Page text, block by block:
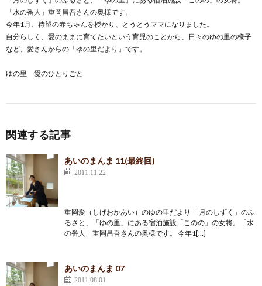
「水の番人」重岡昌吾さんの奥様です。
今年1月、待望の赤ちゃんを授かり、とうとうママになりました。
自分らしく、愛のままに育てたいという育児のことから、日々のゆの里の様子
など、愛さんからの「ゆの里だより」です。
ゆの里 愛のひとりごと
関連する記事
あいのまんま 11(最終回)
2011.11.22
重岡愛（しげおかあい）のゆの里だより 「月のしずく」のふ
るさと、「ゆの里」にある宿泊施設「このの」の女将。「水
の番人」重岡昌吾さんの奥様です。 今年1[…]
あいのまんま 07
2011.08.01